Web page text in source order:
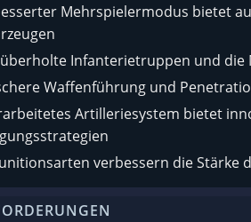
Mehrspielermodus bietet
Infanterietruppen und die
Waffenführung und
Artilleriesystem bietet
verbessern die Stärke